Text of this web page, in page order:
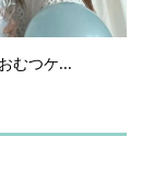
むつケ...